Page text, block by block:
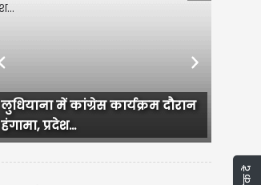
कार्यक्रम दौरान
Ludhiana में आज सुबह
Previous Next